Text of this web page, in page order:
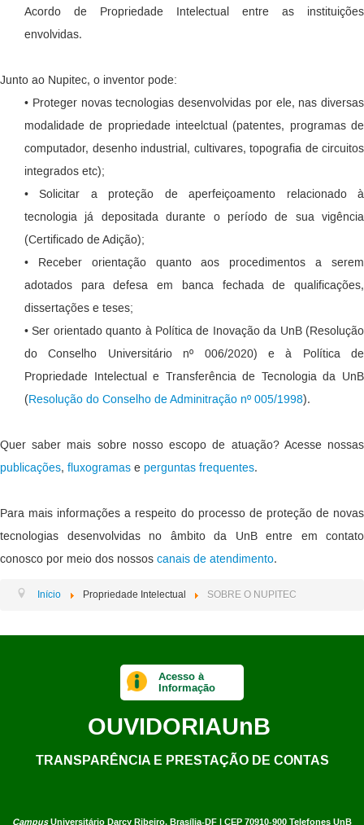
Acordo de Propriedade Intelectual entre as instituições
envolvidas.
Junto ao Nupitec, o inventor pode:
• Proteger novas tecnologias desenvolvidas por ele, nas diversas
modalidade de propriedade inteelctual (patentes, programas de
computador, desenho industrial, cultivares, topografia de circuitos
integrados etc);
• Solicitar a proteção de aperfeiçoamento relacionado à
tecnologia já depositada durante o período de sua vigência
(Certificado de Adição);
• Receber orientação quanto aos procedimentos a serem
adotados para defesa em banca fechada de qualificações,
dissertações e teses;
• Ser orientado quanto à Política de Inovação da UnB (Resolução
do Conselho Universitário nº 006/2020) e à Política de
Propriedade Intelectual e Transferência de Tecnologia da UnB
(Resolução do Conselho de Adminitração nº 005/1998).
Quer saber mais sobre nosso escopo de atuação? Acesse nossas
publicações, fluxogramas e perguntas frequentes.
Para mais informações a respeito do processo de proteção de novas
tecnologias desenvolvidas no âmbito da UnB entre em contato
conosco por meio dos nossos canais de atendimento.
Início Propriedade Intelectual SOBRE O NUPITEC
CampusUniversitário Darcy Ribeiro, Brasília-DF | CEP 70910-900 Telefones UnB
Acesso à
Informação
OUVIDORIAUnB
TRANSPARÊNCIA E PRESTAÇÃO DE CONTAS